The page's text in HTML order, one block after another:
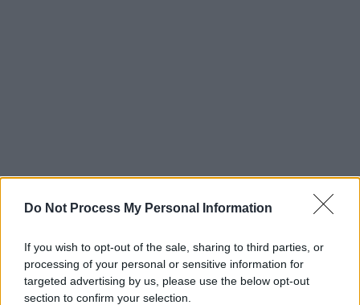
Do Not Process My Personal Information
If you wish to opt-out of the sale, sharing to third parties, or
processing of your personal or sensitive information for
targeted advertising by us, please use the below opt-out
section to confirm your selection.